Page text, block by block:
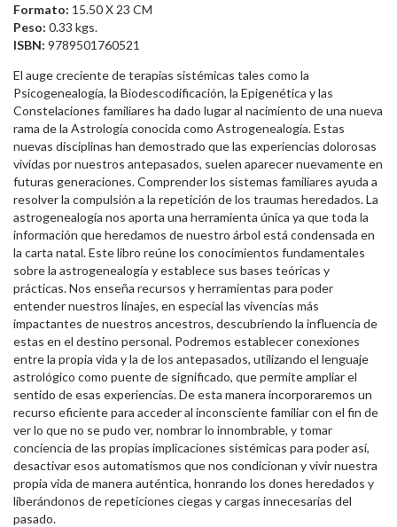
Formato: 15.50 X 23 CM
Peso: 0.33 kgs.
ISBN: 9789501760521
El auge creciente de terapias sistémicas tales como la
Psicogenealogía, la Biodescodificación, la Epigenética y las
Constelaciones familiares ha dado lugar al nacimiento de una nueva
rama de la Astrología conocida como Astrogenealogía. Estas
nuevas disciplinas han demostrado que las experiencias dolorosas
vividas por nuestros antepasados, suelen aparecer nuevamente en
futuras generaciones. Comprender los sistemas familiares ayuda a
resolver la compulsión a la repetición de los traumas heredados. La
astrogenealogía nos aporta una herramienta única ya que toda la
información que heredamos de nuestro árbol está condensada en
la carta natal. Este libro reúne los conocimientos fundamentales
sobre la astrogenealogía y establece sus bases teóricas y
prácticas. Nos enseña recursos y herramientas para poder
entender nuestros linajes, en especial las vivencias más
impactantes de nuestros ancestros, descubriendo la influencia de
estas en el destino personal. Podremos establecer conexiones
entre la propia vida y la de los antepasados, utilizando el lenguaje
astrológico como puente de significado, que permite ampliar el
sentido de esas experiencias. De esta manera incorporaremos un
recurso eficiente para acceder al inconsciente familiar con el fin de
ver lo que no se pudo ver, nombrar lo innombrable, y tomar
conciencia de las propias implicaciones sistémicas para poder así,
desactivar esos automatismos que nos condicionan y vivir nuestra
propia vida de manera auténtica, honrando los dones heredados y
liberándonos de repeticiones ciegas y cargas innecesarias del
pasado.